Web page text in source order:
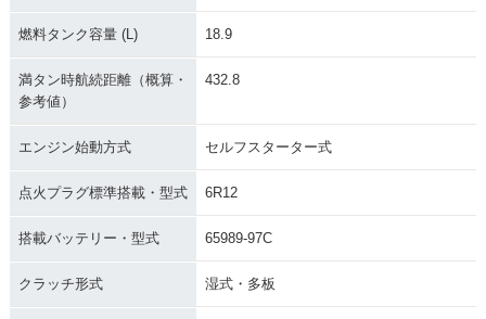
tage Softail Classi
c
tage Softail Classi
tage Softail Classi
tage Softail Classi
燃料タンク容量 (L) 18.9
満タン時航続距離（概算・
参考値）
432.8
エンジン始動方式 セルフスターター式
点火プラグ標準搭載・型式 6R12
搭載バッテリー・型式 65989-97C
クラッチ形式 湿式・多板